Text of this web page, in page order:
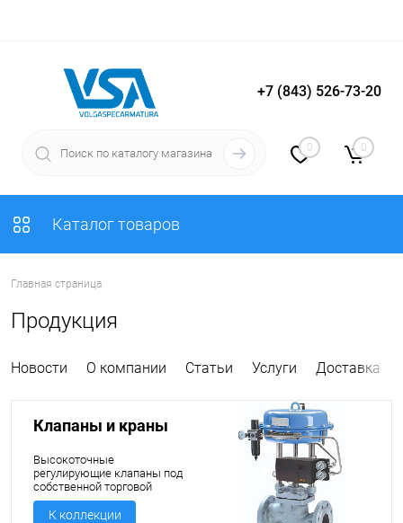
Вход Регистрация
+7 (843) 526-73-20
0 0
Каталог товаров
Главная страница
Продукция
Новости О компании Статьи Услуги Доставка
Клапаны и краны
Высокоточные
регулирующие клапаны под
собственной торговой
маркой Silent Force Valves
К коллекции